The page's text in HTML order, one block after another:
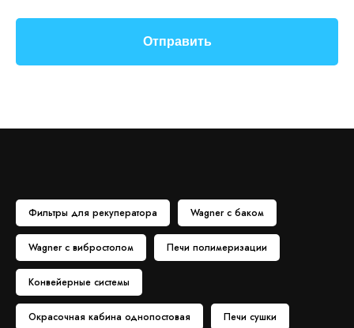
Отправить
Фильтры для рекуператора Wagner с баком
Wagner с вибростолом Печи полимеризации
Конвейерные системы
Окрасочная кабина однопостовая Печи сушки